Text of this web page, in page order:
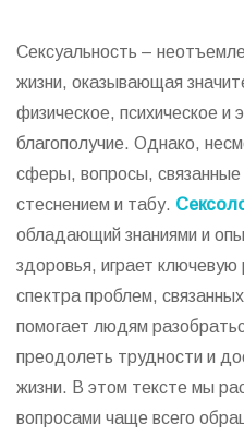
Сексуальность –
жизни, оказывающая
физическое, психическое и
благополучие. Однако,
сферы, вопросы, связанные
стеснением и табу.
обладающий знаниями и
здоровья, играет
спектра проблем,
помогает людям
преодолеть трудности и
жизни. В этом тексте мы
вопросами чаще всего